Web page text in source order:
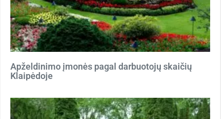
Apželdinimo įmonės pagal darbuotojų skaičių
Klaipėdoje